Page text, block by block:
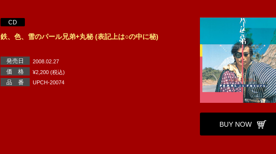
CD
鉄、色、雪のパール兄弟+丸秘 (表記上は○の中に秘)
発売日 2008.02.27
価 格 ¥2,200 (税込)
品 番 UPCH-20074
BUY NOW